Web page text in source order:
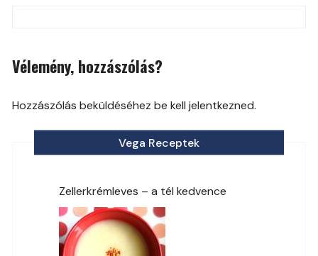
navigation
Vélemény, hozzászólás?
Hozzászólás beküldéséhez be kell jelentkezned.
Vega Receptek
Zellerkrémleves – a tél kedvence